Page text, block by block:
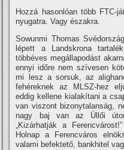
Hozzá hasonlóan több FTC-
nyugatra. Vagy északra.
Sowunmi Thomas
lépett a Landskrona
többéves megállapodást
ennyi időre nem szí­vesen
mi lesz a sorsuk, az
fehéreknek az MLSZ-hez
eddig kellene kialakí­tani a
van viszont bizonytalanság,
nagy baj van az Üllői
„Kizárhatják a
Holnap a Ferencváros
valami befektető, bankhitel